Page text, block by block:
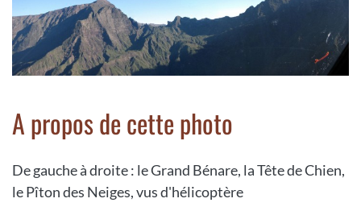
A propos de cette photo
De gauche à droite : le Grand Bénare, la Tête de Chien,
le Pîton des Neiges, vus d'hélicoptère